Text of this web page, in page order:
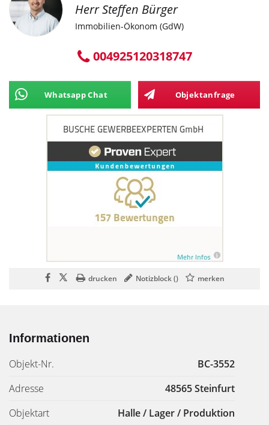
Herr Steffen Bürger
Immobilien-Ökonom (GdW)
004925120318747
Whatsapp Chat Objektanfrage
drucken Notizblock () merken
Informationen
Objekt-Nr.
BC-3552
Adresse
48565 Steinfurt
Objektart
Halle / Lager / Produktion